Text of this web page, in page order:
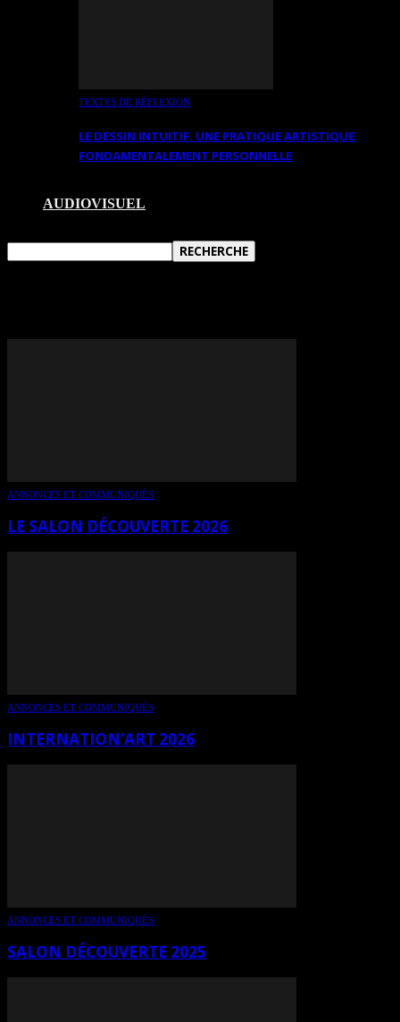
TEXTES DE RÉFLEXION
LE DESSIN INTUITIF. UNE PRATIQUE ARTISTIQUE
FONDAMENTALEMENT PERSONNELLE
AUDIOVISUEL
ANNONCES ET COMMUNIQUÉS
LE SALON DÉCOUVERTE 2026
ANNONCES ET COMMUNIQUÉS
INTERNATION’ART 2026
ANNONCES ET COMMUNIQUÉS
SALON DÉCOUVERTE 2025